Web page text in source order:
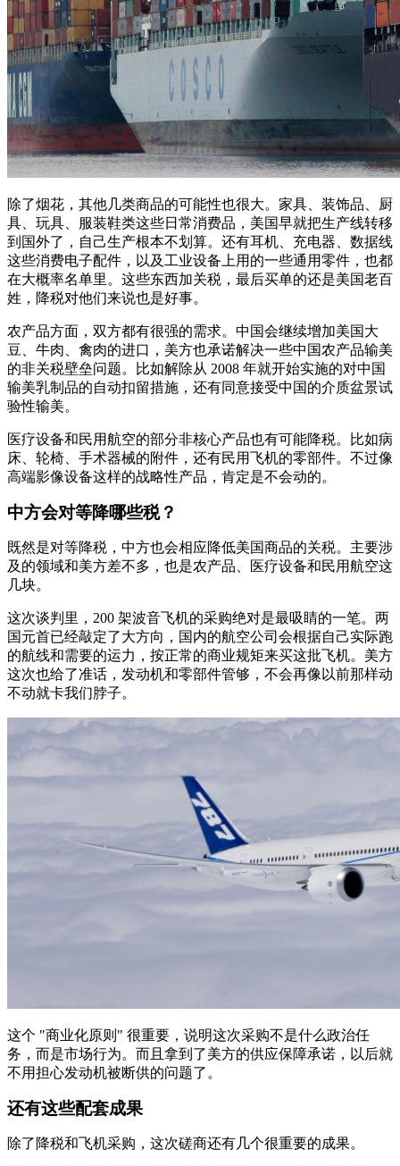
除了烟花，其他几类商品的可能性也很大。家具、装饰品、厨
具、玩具、服装鞋类这些日常消费品，美国早就把生产线转移
到国外了，自己生产根本不划算。还有耳机、充电器、数据线
这些消费电子配件，以及工业设备上用的一些通用零件，也都
在大概率名单里。这些东西加关税，最后买单的还是美国老百
姓，降税对他们来说也是好事。
农产品方面，双方都有很强的需求。中国会继续增加美国大
豆、牛肉、禽肉的进口，美方也承诺解决一些中国农产品输美
的非关税壁垒问题。比如解除从 2008 年就开始实施的对中国
输美乳制品的自动扣留措施，还有同意接受中国的介质盆景试
验性输美。
医疗设备和民用航空的部分非核心产品也有可能降税。比如病
床、轮椅、手术器械的附件，还有民用飞机的零部件。不过像
高端影像设备这样的战略性产品，肯定是不会动的。
中方会对等降哪些税？
既然是对等降税，中方也会相应降低美国商品的关税。主要涉
及的领域和美方差不多，也是农产品、医疗设备和民用航空这
几块。
这次谈判里，200 架波音飞机的采购绝对是最吸睛的一笔。两
国元首已经敲定了大方向，国内的航空公司会根据自己实际跑
的航线和需要的运力，按正常的商业规矩来买这批飞机。美方
这次也给了准话，发动机和零部件管够，不会再像以前那样动
不动就卡我们脖子。
这个 "商业化原则" 很重要，说明这次采购不是什么政治任
务，而是市场行为。而且拿到了美方的供应保障承诺，以后就
不用担心发动机被断供的问题了。
还有这些配套成果
除了降税和飞机采购，这次磋商还有几个很重要的成果。